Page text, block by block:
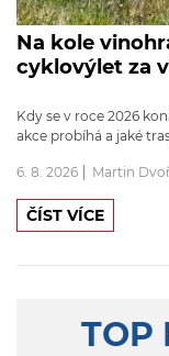
Na kole
cyklovýlet za
Kdy se v roce 2026
akce probíhá a jaké
6. 8. 2026 Martin
ČÍST VÍCE
TOP